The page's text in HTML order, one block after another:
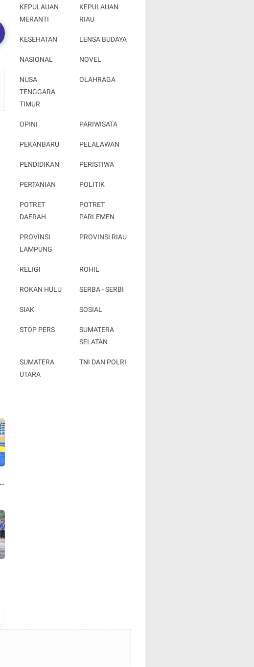
KEPULAUAN
MERANTI
KEPULAUAN
RIAU
KESEHATAN LENSA BUDAYA
NASIONAL NOVEL
NUSA
TENGGARA
TIMUR
OLAHRAGA
OPINI PARIWISATA
PEKANBARU PELALAWAN
PENDIDIKAN PERISTIWA
PERTANIAN POLITIK
POTRET
DAERAH
POTRET
PARLEMEN
PROVINSI
LAMPUNG
PROVINSI RIAU
RELIGI ROHIL
ROKAN HULU SERBA - SERBI
SIAK SOSIAL
STOP PERS
SUMATERA
SELATAN
SUMATERA
UTARA
TNI DAN POLRI